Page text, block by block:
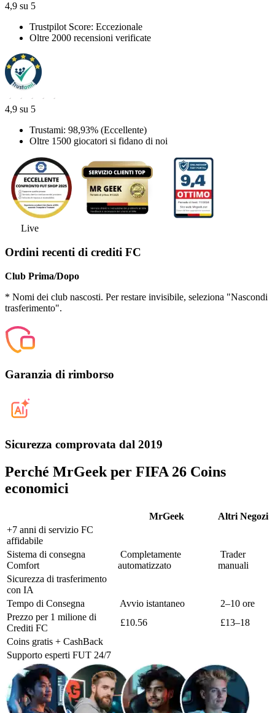
4,9 su 5
Trustpilot Score: Eccezionale
Oltre 2000 recensioni verificate
4,9 su 5
Trustami: 98,93% (Eccellente)
Oltre 1500 giocatori si fidano di noi
Live
Ordini recenti di crediti FC
Club Prima/Dopo
* Nomi dei club nascosti. Per restare invisibile, seleziona "Nascondi
trasferimento".
Garanzia di rimborso
Sicurezza comprovata dal 2019
Perché MrGeek per FIFA 26 Coins
economici
MrGeek
Altri Negozi
+7 anni di servizio FC
affidabile
Sistema di consegna
Comfort
Completamente
automatizzato
Trader
manuali
Sicurezza di trasferimento
con IA
Tempo di Consegna
Avvio istantaneo
2–10 ore
Prezzo per 1 milione di
Crediti FC
£10.56
£13–18
Coins gratis + CashBack
Supporto esperti FUT 24/7